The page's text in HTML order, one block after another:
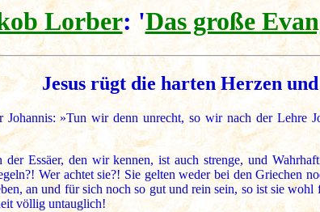
Lorber: 'Das große
Jesus rügt die harten Herzen
Johannis: »Tun wir denn unrecht, so wir nach der Lehre
der Essäer, den wir kennen, ist auch strenge, und
Wer achtet sie?! Sie gelten weder bei den Griechen
an und für sich noch so gut und rein sein, so ist sie
völlig untauglich!